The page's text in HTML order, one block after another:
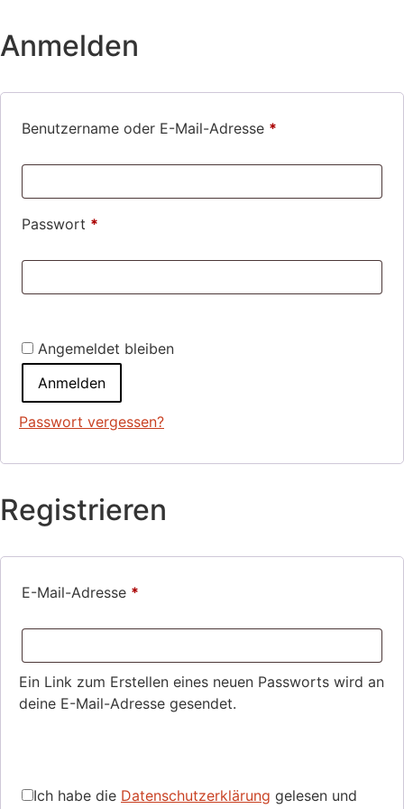
Inhalt
springen
Anmelden
Benutzername oder E-Mail-Adresse *
Passwort *
Angemeldet bleiben
Anmelden
Passwort vergessen?
Registrieren
E-Mail-Adresse *
Ein Link zum Erstellen eines neuen Passworts wird an
deine E-Mail-Adresse gesendet.
Ich habe die Datenschutzerklärung gelesen und